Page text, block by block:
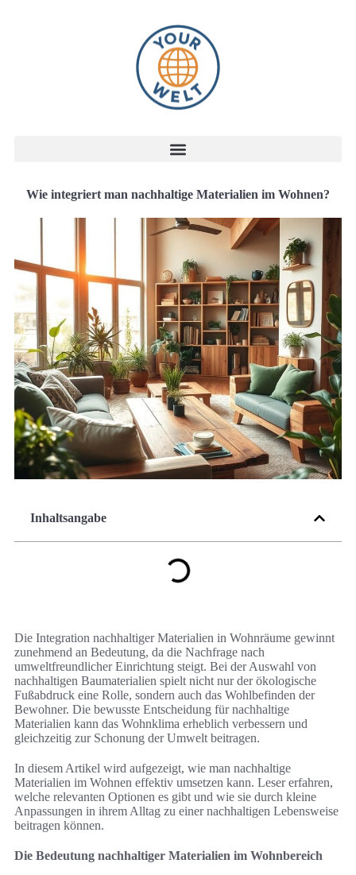
Wie integriert man nachhaltige Materialien im Wohnen?
Inhaltsangabe
Die Integration nachhaltiger Materialien in Wohnräume gewinnt
zunehmend an Bedeutung, da die Nachfrage nach
umweltfreundlicher Einrichtung steigt. Bei der Auswahl von
nachhaltigen Baumaterialien spielt nicht nur der ökologische
Fußabdruck eine Rolle, sondern auch das Wohlbefinden der
Bewohner. Die bewusste Entscheidung für nachhaltige
Materialien kann das Wohnklima erheblich verbessern und
gleichzeitig zur Schonung der Umwelt beitragen.
In diesem Artikel wird aufgezeigt, wie man nachhaltige
Materialien im Wohnen effektiv umsetzen kann. Leser erfahren,
welche relevanten Optionen es gibt und wie sie durch kleine
Anpassungen in ihrem Alltag zu einer nachhaltigen Lebensweise
beitragen können.
Die Bedeutung nachhaltiger Materialien im Wohnbereich